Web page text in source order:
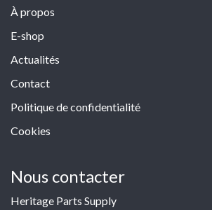
À propos
E-shop
Actualités
Contact
Politique de confidentialité
Cookies
Nous contacter
Heritage Parts Supply